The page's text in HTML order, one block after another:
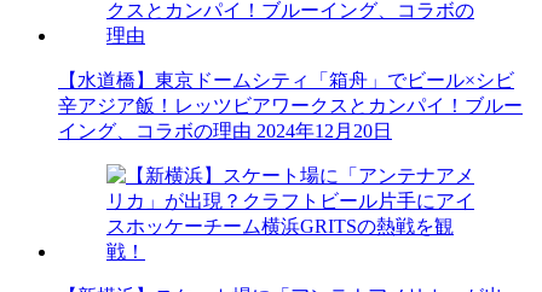
【水道橋】東京ドームシティ「箱舟」でビール×シビ
辛アジア飯！レッツビアワークスとカンパイ！ブルー
イング、コラボの理由 2024年12月20日